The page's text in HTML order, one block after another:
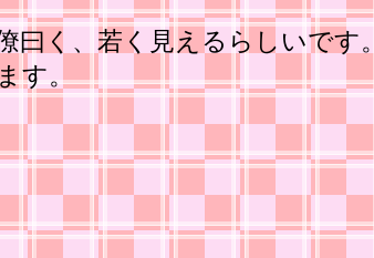
く、若く見えるらしいです。
す。